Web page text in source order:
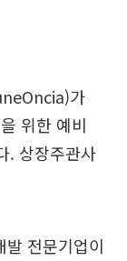
가
위한 예비
. 상장주관사
전문기업이